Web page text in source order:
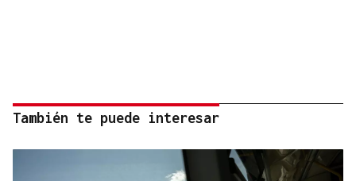
También te puede interesar